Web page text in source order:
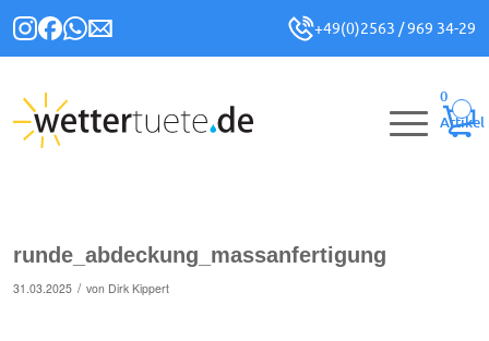
+49(0)2563 / 969 34-29
0
Artikel
runde_abdeckung_massanfertigung
31.03.2025 / von Dirk Kippert